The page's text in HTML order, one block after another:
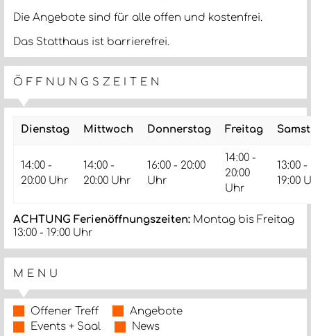
Die Angebote sind für alle offen und kostenfrei.
Das Statthaus ist barrierefrei.
ÖFFNUNGSZEITEN
Dienstag Mittwoch Donnerstag Freitag
14:00 -
20:00 Uhr
14:00 -
20:00 Uhr
16:00 - 20:00
Uhr
14:00 -
20:00
Uhr
13:00 -
19:00
ACHTUNG Ferienöffnungszeiten: Montag bis Freitag
13:00 - 19:00 Uhr
MENU
Offener Treff
Angebote
Events + Saal
News